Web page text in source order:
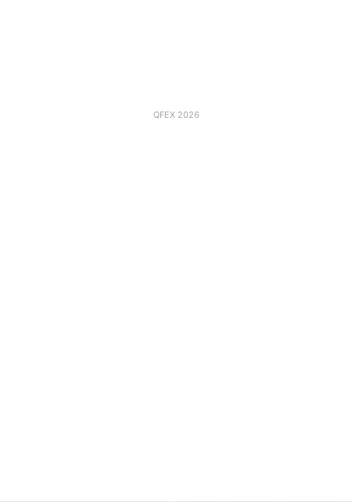
QFEX 2026